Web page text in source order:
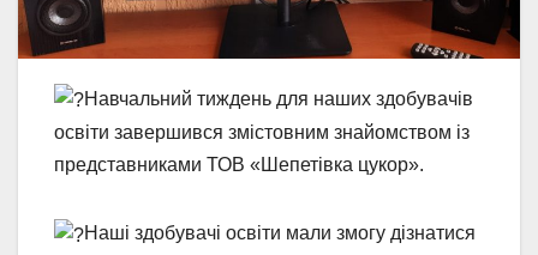
Навчальний тиждень для наших здобувачів
освіти завершився змістовним знайомством із
представниками ТОВ «Шепетівка цукор».
Наші здобувачі освіти мали змогу дізнатися